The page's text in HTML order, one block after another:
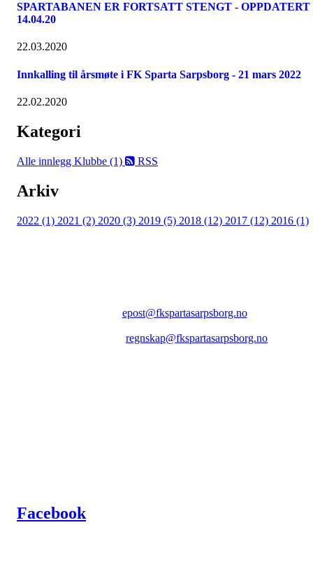
SPARTABANEN ER FORTSATT STENGT - OPPDATERT
14.04.20
22.03.2020
Innkalling til årsmøte i FK Sparta Sarpsborg - 21 mars 2022
22.02.2020
Kategori
Alle innlegg Klubbe (1) RSS
Arkiv
2022 (1) 2021 (2) 2020 (3) 2019 (5) 2018 (12) 2017 (12) 2016 (1)
epost@fkspartasarpsborg.no
regnskap@fkspartasarpsborg.no
Facebook